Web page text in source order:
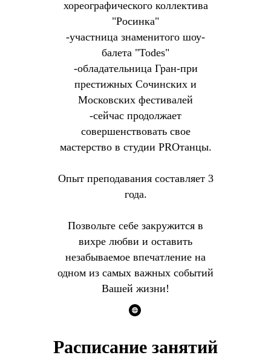
хореографического коллектива
"Росинка"
-участница знаменитого шоу-
балета "Todes"
-обладательница Гран-при
престижных Сочинских и
Московских фестивалей
-сейчас продолжает
совершенствовать свое
мастерство в студии PROтанцы.
Опыт преподавания составляет 3
года.
Позвольте себе закружится в
вихре любви и оставить
незабываемое впечатление на
одном из самых важных событий
Вашей жизни!
Расписание занятий